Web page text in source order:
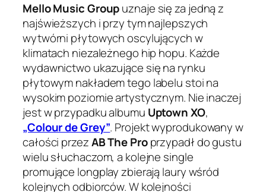
Mello Music Groupuznaje się za jedną z
najświeższych i przy tym najlepszych
wytwórni płytowych oscylujących w
klimatach niezależnego hip hopu. Każde
wydawnictwo ukazujące się na rynku
płytowym nakładem tego labelu stoi na
wysokim poziomie artystycznym. Nie inaczej
jest w przypadku albumu Uptown XO,
„Colour de Grey”. Projekt wyprodukowany w
całości przezAB The Proprzypadł do gustu
wielu słuchaczom, a kolejne single
promujące longplay zbierają laury wśród
kolejnych odbiorców. W kolejności